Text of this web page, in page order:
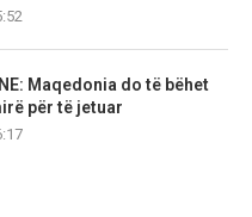
Maqedonia do të bëhet
për të jetuar